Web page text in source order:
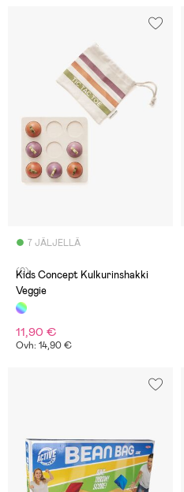
7 JÄLJELLÄ
(0)
Kids Concept Kulkurinshakki
Veggie
11,90 €
Ovh: 14,90 €